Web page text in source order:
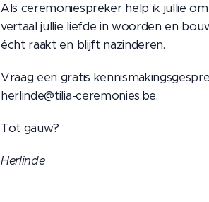
Als ceremoniespreker help ik jullie
vertaal jullie liefde in woorden en
écht raakt en blijft nazinderen.
Vraag een gratis
herlinde@tilia-ceremonies.be.
Tot gauw?
Herlinde